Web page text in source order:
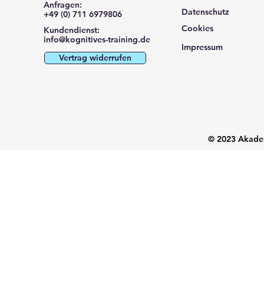
Anfragen:
+49 (0) 711 6979806
Kundendienst:
info@kognitives-training.de
Vertrag widerrufen
Datenschutz
Cookies
Impressum
© 2023